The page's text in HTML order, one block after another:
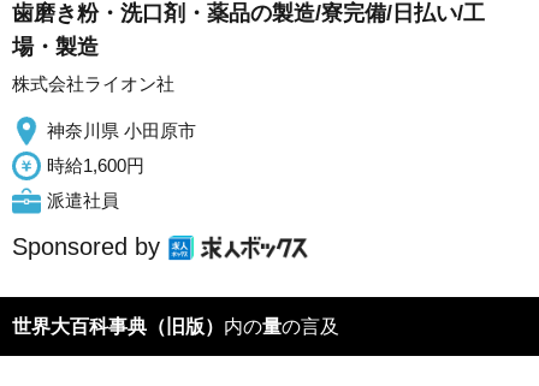
歯磨き粉・洗口剤・薬品の製造/寮完備/日払い/工
場・製造
株式会社ライオン社
神奈川県 小田原市
時給1,600円
派遣社員
Sponsored by
世界大百科事典（旧版） 内の量の言及